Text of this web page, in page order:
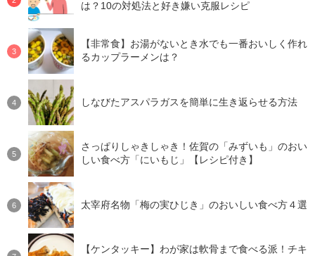
は？10の対処法と好き嫌い克服レシピ
【非常食】お湯がないとき水でも一番おいしく作れ
るカップラーメンは？
しなびたアスパラガスを簡単に生き返らせる方法
さっぱりしゃきしゃき！佐賀の「みずいも」のおい
しい食べ方「にいもじ」【レシピ付き】
太宰府名物「梅の実ひじき」のおいしい食べ方４選
【ケンタッキー】わが家は軟骨まで食べる派！チキ